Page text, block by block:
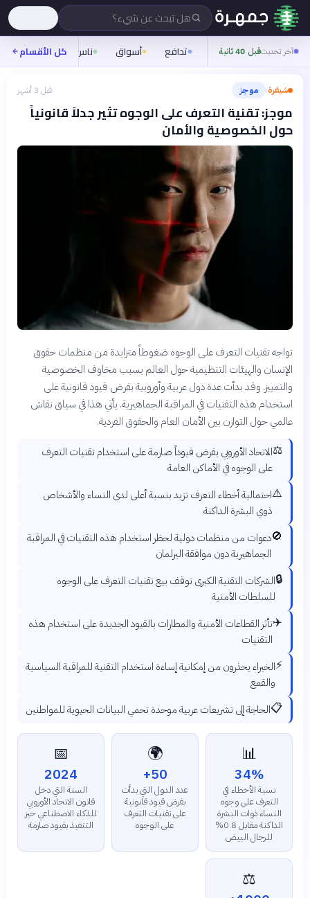
هل تبحث عن شيء؟
آخر تحديثقبل 40 ثانية تدافع أسواق ناس روح
كل الأقسام
شيفرة› موجز قبل 3 أشهر
موجز: تقنية التعرف على الوجوه تثير جدلاً قانونياً
حول الخصوصية والأمان
تواجه تقنيات التعرف على الوجوه ضغوطاً متزايدة من منظمات حقوق
الإنسان والهيئات التنظيمية حول العالم بسبب مخاوف الخصوصية
والتمييز. وقد بدأت عدة دول عربية وأوروبية بفرض قيود قانونية على
استخدام هذه التقنيات في المراقبة الجماهيرية. يأتي هذا في سياق نقاش
عالمي حول التوازن بين الأمان العام والحقوق الفردية.
⚖️الاتحاد الأوروبي يفرض قيوداً صارمة على استخدام تقنيات التعرف
على الوجوه في الأماكن العامة
⚠️احتمالية أخطاء التعرف تزيد بنسبة أعلى لدى النساء والأشخاص
ذوي البشرة الداكنة
🚫دعوات من منظمات دولية لحظر استخدام هذه التقنيات في المراقبة
الجماهيرية دون موافقة البرلمان
🔒الشركات التقنية الكبرى توقف بيع تقنيات التعرف على الوجوه
للسلطات الأمنية
✈️تأثر القطاعات الأمنية والمطارات بالقيود الجديدة على استخدام هذه
التقنيات
⚡الخبراء يحذرون من إمكانية إساءة استخدام التقنية للمراقبة السياسية
والقمع
📋الحاجة إلى تشريعات عربية موحدة تحمي البيانات الحيوية للمواطنين
📊
34%
نسبة الأخطاء في
التعرف على وجوه
النساء ذوات البشرة
الداكنة مقابل 0.8%
للرجال البيض
🌍
50+
عدد الدول التي بدأت
بفرض قيود قانونية
على تقنيات التعرف
على الوجوه
📅
2024
السنة التي دخل
قانون الاتحاد الأوروبي
للذكاء الاصطناعي حيز
التنفيذ بقيود صارمة
⚖️